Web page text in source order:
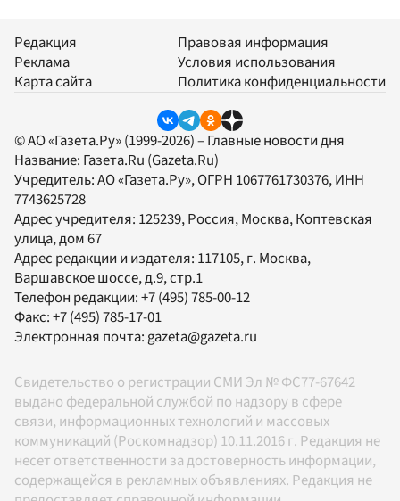
Редакция
Реклама
Карта сайта
Правовая информация
Условия использования
Политика конфиденциальности
© АО «Газета.Ру» (1999-2026) – Главные новости дня
Название: Газета.Ru (Gazeta.Ru)
Учредитель:АО «Газета.Ру», ОГРН 1067761730376, ИНН
7743625728
Адрес учредителя: 125239, Россия, Москва, Коптевская
улица, дом 67
Адрес редакции и издателя: 117105, г. Москва,
Варшавское шоссе, д.9, стр.1
Телефон редакции:+7 (495) 785-00-12
Факс:+7 (495) 785-17-01
Электронная почта:gazeta@gazeta.ru
Свидетельство о регистрации СМИ Эл № ФС77-67642
выдано федеральной службой по надзору в сфере
связи, информационных технологий и массовых
коммуникаций (Роскомнадзор) 10.11.2016 г. Редакция не
несет ответственности за достоверность информации,
содержащейся в рекламных объявлениях. Редакция не